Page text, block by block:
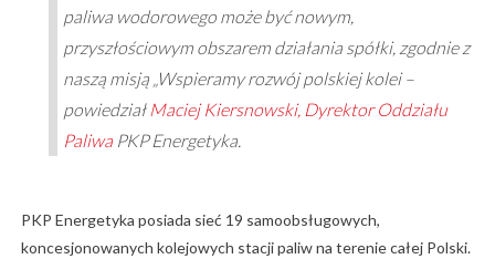
paliwa wodorowego może być nowym,
przyszłościowym obszarem działania spółki, zgodnie z
naszą misją „Wspieramy rozwój polskiej kolei –
powiedział Maciej Kiersnowski, Dyrektor Oddziału
PaliwaPKP Energetyka.
PKP Energetyka posiada sieć 19 samoobsługowych,
koncesjonowanych kolejowych stacji paliw na terenie całej Polski.